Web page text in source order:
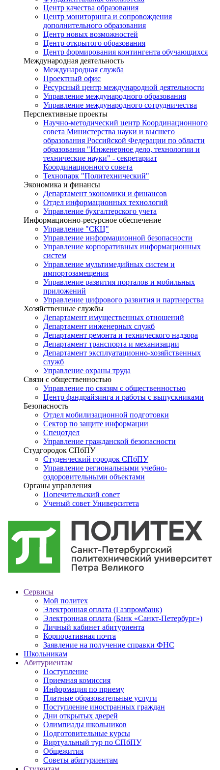
Центр качества образования
Центр мониторинга и сопровождения
дополнительного образования
Центр новых возможностей
Центр открытого образования
Центр формирования контингента обучающихся
Международная деятельность
Международная служба
Проектный офис
Ресурсный центр международной деятельности
Управление международного образования
Управление международного сотрудничества
Перспективные проекты
Научно-методический центр Координационного
совета Министерства науки и высшего
образования Российской Федерации по области
образования "Инженерное дело, технологии и
технические науки" - секретариат
Координационного совета
Технопарк "Политехнический"
Экономика и финансы
Департамент экономики и финансов
Отдел информационных технологий
Управление бухгалтерского учета
Информационно-ресурсное обеспечение
Управление "СКЦ"
Управление информационной безопасности
Управление корпоративных информационных
систем
Управление мультимедийных систем и
импортозамещения
Управление развития порталов и мобильных
приложений
Управление цифрового развития и партнерства
Хозяйственные службы
Департамент имущественных отношений
Департамент инженерных служб
Департамент ремонта и технического надзора
Департамент транспорта и механизации
Департамент эксплуатационно-хозяйственных
служб
Управление охраны труда
Связи с общественностью
Управление по связям с общественностью
Центр фандрайзинга и работы с выпускниками
Безопасность
Отдел мобилизационной подготовки
Сектор по защите информации
Спецотдел
Управление гражданской безопасности
Студгородок СПбПУ
Студенческий городок СПбПУ
Управление региональными учебно-
оздоровительными объектами
Органы управления
Попечительский совет
Ученый совет Университета
Сервисы
Мой политех
Электронная оплата (Газпромбанк)
Электронная оплата (Банк «Санкт-Петербург»)
Личный кабинет абитуриента
Корпоративная почта
Заявление на получение справки ФНС
Школьникам
Абитуриентам
Поступление
Приемная комиссия
Информация по приему
Платные образовательные услуги
Поступление иностранных граждан
Дни открытых дверей
Олимпиады школьников
Подготовительные курсы
Виртуальный тур по СПбПУ
Общежития
Советы абитуриентам